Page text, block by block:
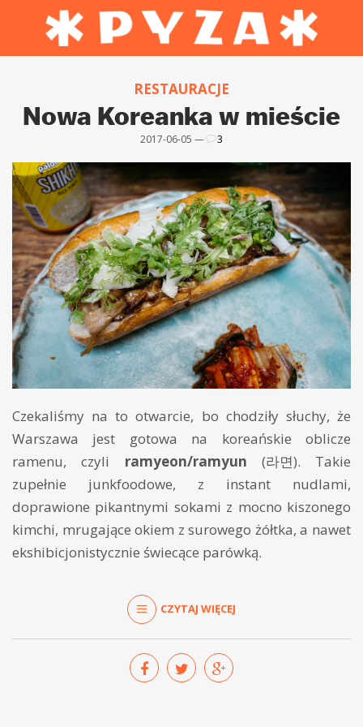
RESTAURACJE
Nowa Koreanka w mieście
2017-06-05 — 3
Czekaliśmy na to otwarcie, bo chodziły słuchy, że
Warszawa jest gotowa na koreańskie oblicze
ramenu, czyli ramyeon/ramyun (라면). Takie
zupełnie junkfoodowe, z instant nudlami,
doprawione pikantnymi sokami z mocno kiszonego
kimchi, mrugające okiem z surowego żółtka, a nawet
ekshibicjonistycznie świecące parówką.
CZYTAJ WIĘCEJ